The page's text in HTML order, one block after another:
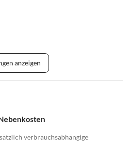
anzeigen
verbrauchsabhängige